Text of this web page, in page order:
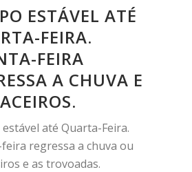
ESTÁVEL ATÉ
FEIRA.
FEIRA
A CHUVA E
até Quarta-Feira.
regressa a chuva ou
e as trovoadas.